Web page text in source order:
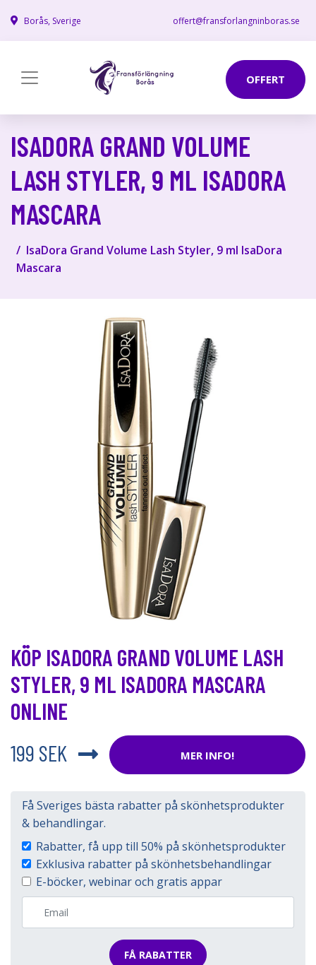
Borås, Sverige offert@fransforlangninboras.se
OFFERT
ISADORA GRAND VOLUME
LASH STYLER, 9 ML ISADORA
MASCARA
IsaDora Grand Volume Lash Styler, 9 ml IsaDora
Mascara
KÖP ISADORA GRAND VOLUME LASH
STYLER, 9 ML ISADORA MASCARA
ONLINE
199 SEK
MER INFO!
Få Sveriges bästa rabatter på skönhetsprodukter
& behandlingar.
Rabatter, få upp till 50% på skönhetsprodukter
Exklusiva rabatter på skönhetsbehandlingar
E-böcker, webinar och gratis appar
FÅ RABATTER